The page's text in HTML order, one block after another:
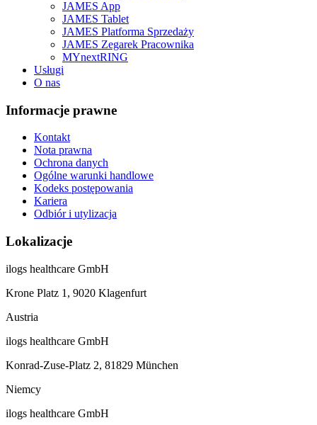
JAMES App
JAMES Tablet
JAMES Platforma Sprzedaży
JAMES Zegarek Pracownika
MYnextRING
Usługi
O nas
Informacje prawne
Kontakt
Nota prawna
Ochrona danych
Ogólne warunki handlowe
Kodeks postępowania
Kariera
Odbiór i utylizacja
Lokalizacje
ilogs healthcare GmbH
Krone Platz 1, 9020 Klagenfurt
Austria
ilogs healthcare GmbH
Konrad-Zuse-Platz 2, 81829 München
Niemcy
ilogs healthcare GmbH